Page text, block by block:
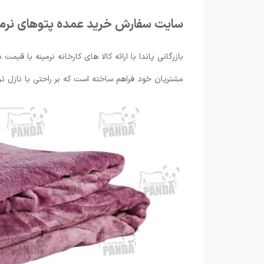
سایت سفارش خرید عمده پتوهای
بازرگانی پاندا با ارائه کالا های کارخانه نرمینه با
مشتریان خود فراهم ساخته است که بر راحتی با نازل